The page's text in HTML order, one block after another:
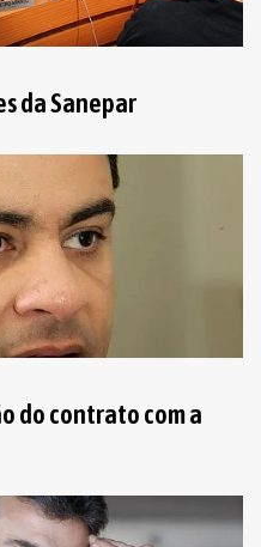
da Sanepar
do contrato com a